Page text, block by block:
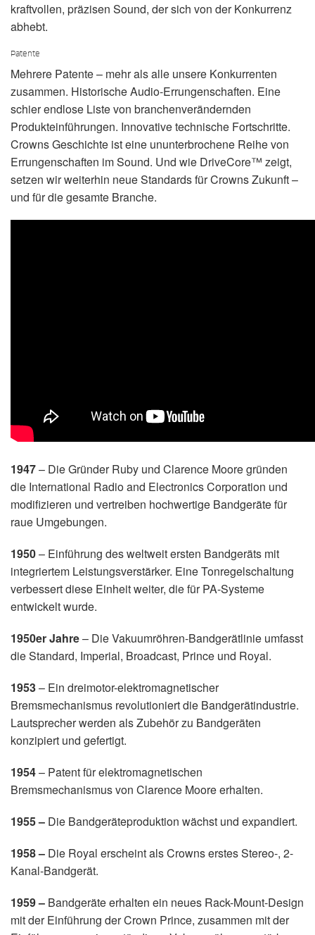
kraftvollen, präzisen Sound, der sich von der Konkurrenz
abhebt.
Patente
Mehrere Patente – mehr als alle unsere Konkurrenten
zusammen. Historische Audio-Errungenschaften. Eine
schier endlose Liste von branchenverändernden
Produkteinführungen. Innovative technische Fortschritte.
Crowns Geschichte ist eine ununterbrochene Reihe von
Errungenschaften im Sound. Und wie DriveCore™ zeigt,
setzen wir weiterhin neue Standards für Crowns Zukunft –
und für die gesamte Branche.
1947– Die Gründer Ruby und Clarence Moore gründen
die International Radio and Electronics Corporation und
modifizieren und vertreiben hochwertige Bandgeräte für
raue Umgebungen.
1950– Einführung des weltweit ersten Bandgeräts mit
integriertem Leistungsverstärker. Eine Tonregelschaltung
verbessert diese Einheit weiter, die für PA-Systeme
entwickelt wurde.
1950er Jahre– Die Vakuumröhren-Bandgerätlinie umfasst
die Standard, Imperial, Broadcast, Prince und Royal.
1953– Ein dreimotor-elektromagnetischer
Bremsmechanismus revolutioniert die Bandgerätindustrie.
Lautsprecher werden als Zubehör zu Bandgeräten
konzipiert und gefertigt.
1954– Patent für elektromagnetischen
Bremsmechanismus von Clarence Moore erhalten.
1955 – Die Bandgeräteproduktion wächst und expandiert.
1958 – Die Royal erscheint als Crowns erstes Stereo-, 2-
Kanal-Bandgerät.
1959 – Bandgeräte erhalten ein neues Rack-Mount-Design
mit der Einführung der Crown Prince, zusammen mit der